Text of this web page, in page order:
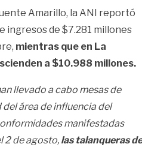
Amarillo, la ANI reportó
ingresos de $7.281 millones
mientras que en La
a $10.988 millones.
llevado a cabo mesas de
área de influencia del
manifestadas
2 de agosto, las talanqueras